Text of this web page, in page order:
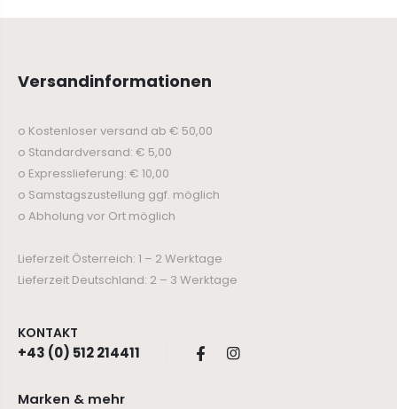
Versandinformationen
o Kostenloser versand ab € 50,00
o Standardversand: € 5,00
o Expresslieferung: € 10,00
o Samstagszustellung ggf. möglich
o Abholung vor Ort möglich
Lieferzeit Österreich: 1 – 2 Werktage
Lieferzeit Deutschland: 2 – 3 Werktage
KONTAKT
+43 (0) 512 214411
Marken & mehr